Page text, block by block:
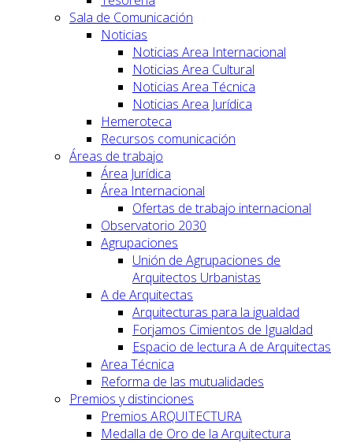
Sala de Comunicación
Noticias
Noticias Area Internacional
Noticias Area Cultural
Noticias Area Técnica
Noticias Area Jurídica
Hemeroteca
Recursos comunicación
Áreas de trabajo
Área Jurídica
Área Internacional
Ofertas de trabajo internacional
Observatorio 2030
Agrupaciones
Unión de Agrupaciones de
Arquitectos Urbanistas
A de Arquitectas
Arquitecturas para la igualdad
Forjamos Cimientos de Igualdad
Espacio de lectura A de Arquitectas
Area Técnica
Reforma de las mutualidades
Premios y distinciones
Premios ARQUITECTURA
Medalla de Oro de la Arquitectura